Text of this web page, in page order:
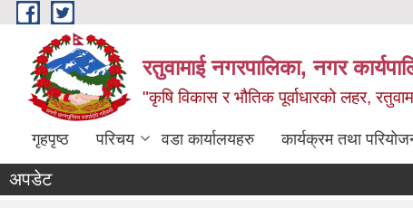
Skip to main content
रतुवामाई नगरपालिका, नगर
"कृषि विकास र भौतिक पूर्वाधारको लहर,
गृहपृष्ठ परिचय वडा कार्यालयहरु कार्यक्रम तथा
अपडेट